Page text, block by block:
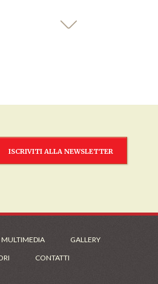
ISCRIVITI ALLA NEWSLETTER
MULTIMEDIA
GALLERY
CONTATTI